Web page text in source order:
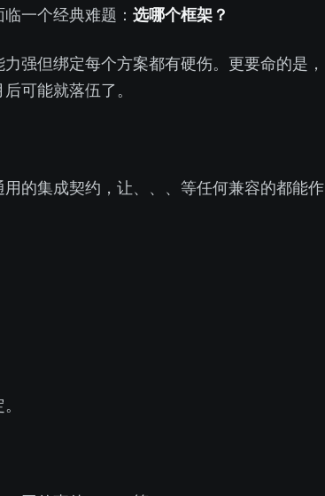
一个经典难题： 选哪个 Agent 框架？
推理能力强但绑定 Anthropic……每个方案都有硬伤。更要命的是，
后可能就落伍了。
、Codex CLI、Plandex、OpenCode 等任何兼容的 Coding Agent CLI 都能作